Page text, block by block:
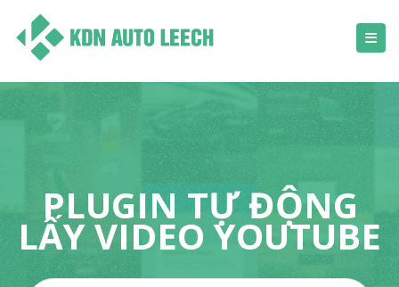
PLUGIN TỰ ĐỘNG
LẤY VIDEO YOUTUBE